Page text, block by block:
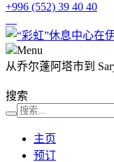
+996 (552) 39 40 40
Menu
从乔尔蓬阿塔市到
搜索
主页
预订